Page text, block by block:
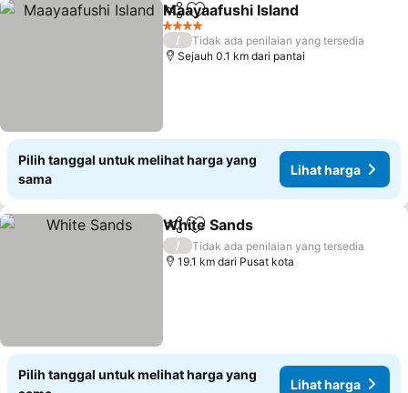
BagikanTambahkan ke favorit
Maayaafushi Island
4 Bintang
/
Tidak ada penilaian yang tersedia
Sejauh 0.1 km dari pantai
Pilih tanggal untuk melihat harga yang
sama
Lihat harga
BagikanTambahkan ke favorit
White Sands
/
Tidak ada penilaian yang tersedia
19.1 km dari Pusat kota
Pilih tanggal untuk melihat harga yang
Lihat harga